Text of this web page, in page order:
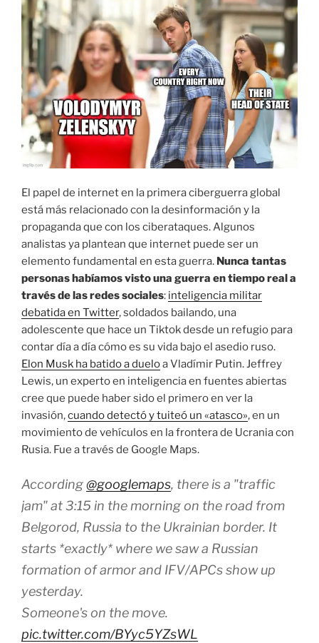
El papel de internet en la primera ciberguerra global
está más relacionado con la desinformación y la
propaganda que con los ciberataques. Algunos
analistas ya plantean que internet puede ser un
elemento fundamental en esta guerra. Nunca tantas
personas habíamos visto una guerra en tiempo real a
través de las redes sociales: inteligencia militar
debatida en Twitter, soldados bailando, una
adolescente que hace un Tiktok desde un refugio para
contar día a día cómo es su vida bajo el asedio ruso.
Elon Musk ha batido a dueloa Vladímir Putin. Jeffrey
Lewis, un experto en inteligencia en fuentes abiertas
cree que puede haber sido el primero en ver la
invasión,cuando detectó y tuiteó un «atasco», en un
movimiento de vehículos en la frontera de Ucrania con
Rusia. Fue a través de Google Maps.
According@googlemaps, there is a "traffic
jam" at 3:15 in the morning on the road from
Belgorod, Russia to the Ukrainian border. It
starts *exactly* where we saw a Russian
formation of armor and IFV/APCs show up
yesterday.
Someone's on the move.
pic.twitter.com/BYyc5YZsWL